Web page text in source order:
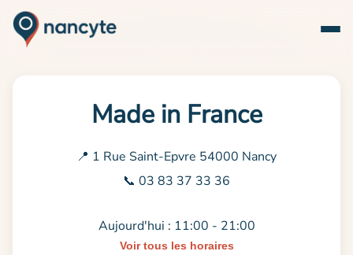
Made in France
📍 1 Rue Saint-Epvre 54000 Nancy
📞 03 83 37 33 36
Aujourd'hui : 11:00 - 21:00
Voir tous les horaires